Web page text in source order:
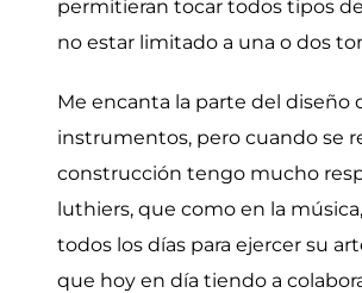
permitieran tocar todos tipos
no estar limitado a una o dos
Me encanta la parte del diseño
instrumentos, pero cuando se
construcción tengo mucho
luthiers, que como en la
todos los días para ejercer su
que hoy en día tiendo a